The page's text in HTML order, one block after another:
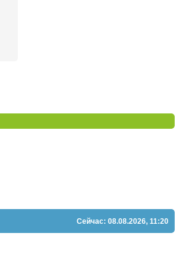
Сейчас: 08.08.2026, 11:20